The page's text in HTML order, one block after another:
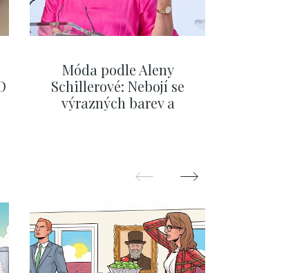
Móda podle Aleny
Schillerové: Nebojí se
výrazných barev a